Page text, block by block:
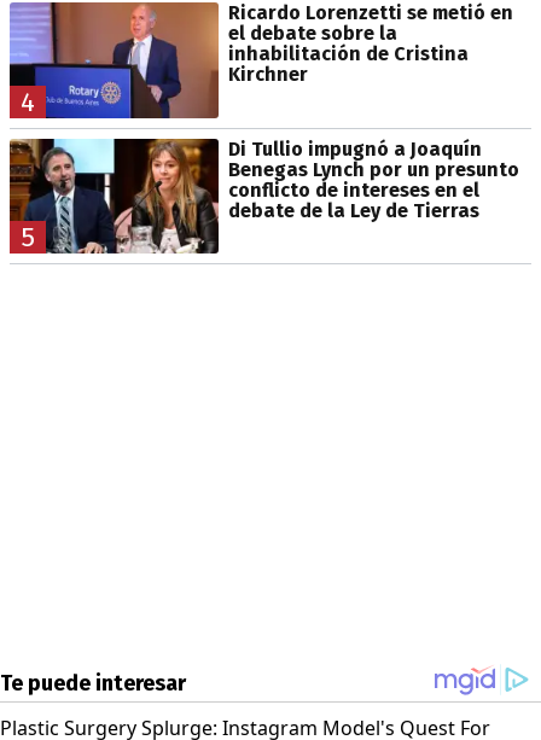
4
Ricardo Lorenzetti se metió en
el debate sobre la
inhabilitación de Cristina
Kirchner
5
Di Tullio impugnó a Joaquín
Benegas Lynch por un presunto
conflicto de intereses en el
debate de la Ley de Tierras